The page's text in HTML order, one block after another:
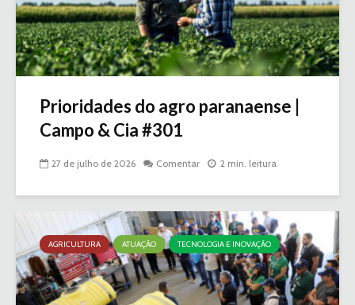
Prioridades do agro paranaense |
Campo & Cia #301
27 de julho de 2026 Comentar 2 min. leitura
AGRICULTURA ATUAÇÃO TECNOLOGIA E INOVAÇÃO